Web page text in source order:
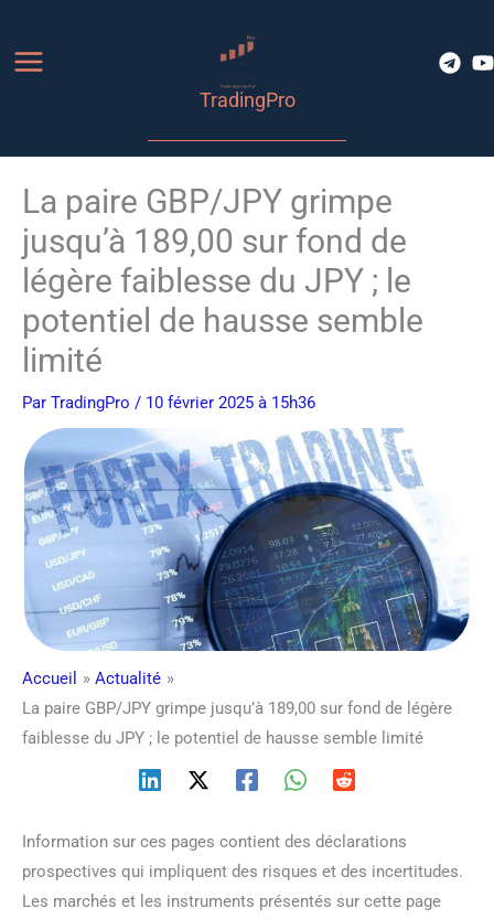
contenu
TradingPro
La paire GBP/JPY grimpe
jusqu’à 189,00 sur fond de
légère faiblesse du JPY ; le
potentiel de hausse semble
limité
Par TradingPro / 10 février 2025 à 15h36
Accueil
Actualité
La paire GBP/JPY grimpe jusqu’à 189,00 sur fond de légère
faiblesse du JPY ; le potentiel de hausse semble limité
Information sur ces pages contient des déclarations
prospectives qui impliquent des risques et des incertitudes.
Les marchés et les instruments présentés sur cette page